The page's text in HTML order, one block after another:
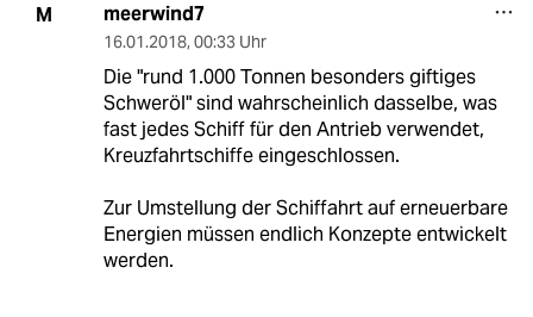
M meerwind7
16.01.2018, 00:33 Uhr
Die "rund 1.000 Tonnen besonders giftiges
Schweröl" sind wahrscheinlich dasselbe, was
fast jedes Schiff für den Antrieb verwendet,
Kreuzfahrtschiffe eingeschlossen.
Zur Umstellung der Schiffahrt auf erneuerbare
Energien müssen endlich Konzepte entwickelt
werden.